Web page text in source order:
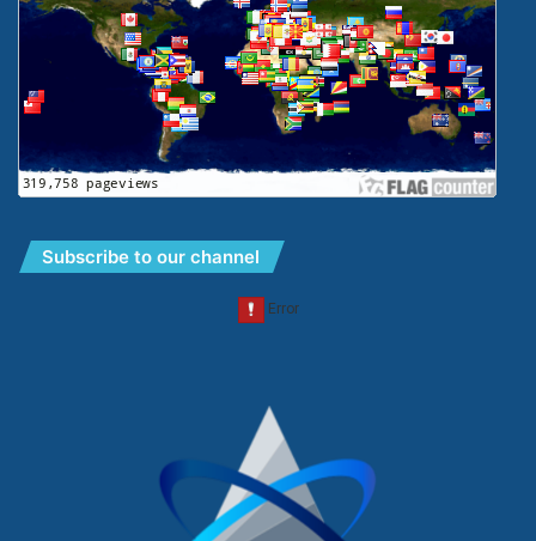
Subscribe to our channel